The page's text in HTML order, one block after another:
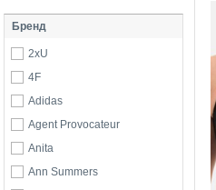
Бренд
2xU
4F
Adidas
Agent Provocateur
Anita
Ann Summers